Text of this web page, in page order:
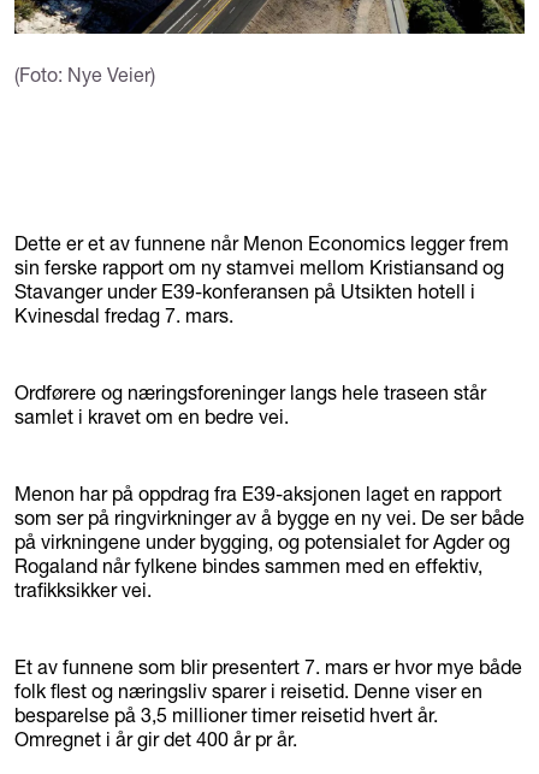
(Foto: Nye Veier)
Dette er et av funnene når Menon Economics legger frem
sin ferske rapport om ny stamvei mellom Kristiansand og
Stavanger under E39-konferansen på Utsikten hotell i
Kvinesdal fredag 7. mars.
Ordførere og næringsforeninger langs hele traseen står
samlet i kravet om en bedre vei.
Menon har på oppdrag fra E39-aksjonen laget en rapport
som ser på ringvirkninger av å bygge en ny vei. De ser både
på virkningene under bygging, og potensialet for Agder og
Rogaland når fylkene bindes sammen med en effektiv,
trafikksikker vei.
Et av funnene som blir presentert 7. mars er hvor mye både
folk flest og næringsliv sparer i reisetid. Denne viser en
besparelse på 3,5 millioner timer reisetid hvert år.
Omregnet i år gir det 400 år pr år.